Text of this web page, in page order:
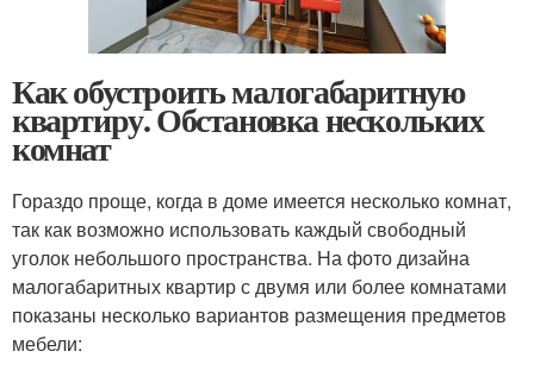
Как обустроить малогабаритную
квартиру. Обстановка нескольких
комнат
Гораздо проще, когда в доме имеется несколько комнат,
так как возможно использовать каждый свободный
уголок небольшого пространства. На фото дизайна
малогабаритных квартир с двумя или более комнатами
показаны несколько вариантов размещения предметов
мебели: